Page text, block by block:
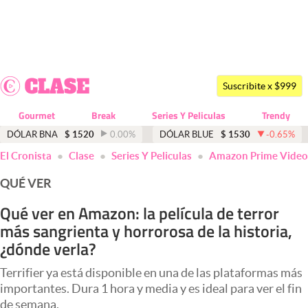
Dólar
Economía y Política
Finanzas y Mercados
Mercados Online
Negocios
Columnistas
Apertura
Suscribite x $999
Gourmet Break Series Y Peliculas Trendy
DÓLAR BNA $ 1520 0.00% DÓLAR BLUE $ 1530 -0.65%
El Cronista Clase Series Y Peliculas Amazon Prime Video
QUÉ VER
Qué ver en Amazon: la película de terror
más sangrienta y horrorosa de la historia,
¿dónde verla?
Terrifier ya está disponible en una de las plataformas más
importantes. Dura 1 hora y media y es ideal para ver el fin
de semana.